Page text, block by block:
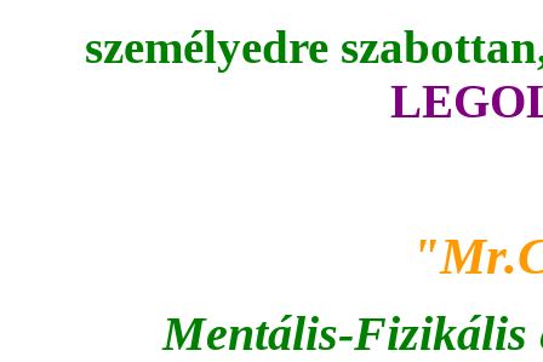
személyedre
Mentális-Fizikális